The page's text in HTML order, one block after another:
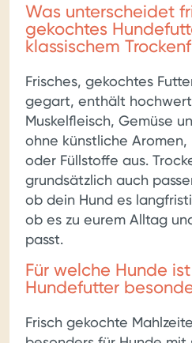
Was unterscheidet
gekochtes
klassischem
Frisches, gekochtes
gegart, enthält
Muskelfleisch, Gemüse
ohne künstliche Aromen,
oder Füllstoffe aus.
grundsätzlich auch
ob dein Hund es
ob es zu eurem Alltag
passt.
Für welche Hunde
Hundefutter
Frisch gekochte